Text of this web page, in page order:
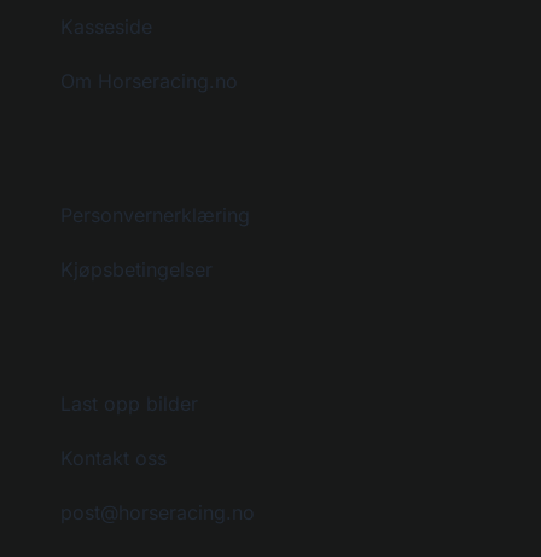
Kasseside
Om Horseracing.no
Personvernerklæring
Kjøpsbetingelser
Last opp bilder
Kontakt oss
post@horseracing.no